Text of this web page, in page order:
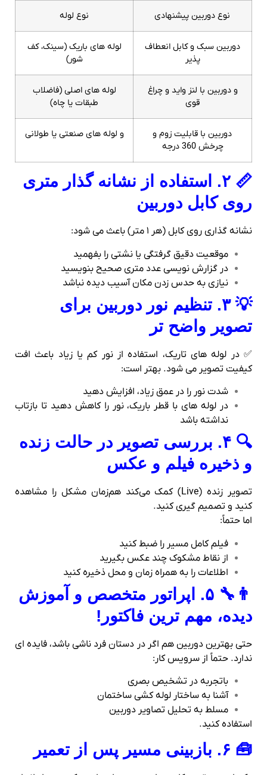
نوع دوربین پیشنهادی نوع لوله
دوربین سبک و کابل انعطاف‌
پذیر
لوله‌ های باریک (سینک، کف‌
شور)
و دوربین با لنز واید و چراغ
قوی
لوله‌ های اصلی (فاضلاب
طبقات یا چاه)
دوربین با قابلیت زوم و
چرخش 360 درجه
و لوله‌ های صنعتی یا طولانی
📏 ۲. استفاده از نشانه‌ گذار متری
روی کابل دوربین
نشانه‌ گذاری روی کابل (هر ۱ متر) باعث می‌ شود:
موقعیت دقیق گرفتگی یا نشتی را بفهمید
در گزارش‌ نویسی عدد متری صحیح بنویسید
نیازی به حدس زدن مکان آسیب‌ دیده نباشد
💡 ۳. تنظیم نور دوربین برای
تصویر واضح‌ تر
✅ در لوله‌ های تاریک، استفاده از نور کم یا زیاد باعث افت
کیفیت تصویر می‌ شود. بهتر است:
شدت نور را در عمق زیاد، افزایش دهید
در لوله‌ های با قطر باریک، نور را کاهش دهید تا بازتاب
نداشته باشد
🔍 ۴. بررسی تصویر در حالت زنده
و ذخیره فیلم و عکس
تصویر زنده (Live) کمک می‌کند هم‌زمان مشکل را مشاهده
کنید و تصمیم‌ گیری کنید.
اما حتماً:
فیلم کامل مسیر را ضبط کنید
از نقاط مشکوک چند عکس بگیرید
اطلاعات را به همراه زمان و محل ذخیره کنید
👨‍🔧 ۵. اپراتور متخصص و آموزش‌
دیده، مهم‌ ترین فاکتور!
حتی بهترین دوربین هم اگر در دستان فرد ناشی باشد، فایده‌ ای
ندارد. حتماً از سرویس‌ کار:
باتجربه در تشخیص بصری
آشنا به ساختار لوله‌ کشی ساختمان
مسلط به تحلیل تصاویر دوربین
استفاده کنید.
🧰 ۶. بازبینی مسیر پس از تعمیر